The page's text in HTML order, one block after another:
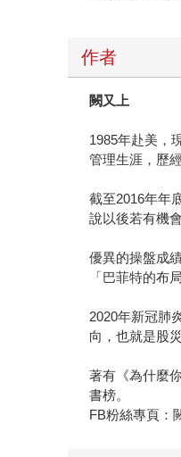
作者
闕又上
1985年赴美，
管理生涯，歷
截至2016年年
說以後若有機
優異的操盤成
「巴菲特的布
2020年新冠肺
向，也就是股
著有《為什麼
書榜。
FB粉絲專頁：